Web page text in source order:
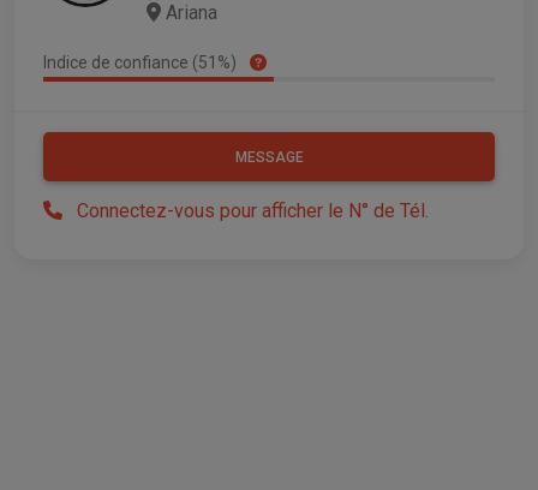
Ariana
Indice de confiance (51%)
MESSAGE
Connectez-vous pour afficher le N° de Tél.